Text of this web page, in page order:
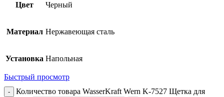
Цвет Черный
Материал Нержавеющая сталь
Установка Напольная
Быстрый просмотр
Количество товара WasserKraft Wern K-7527 Щетка для